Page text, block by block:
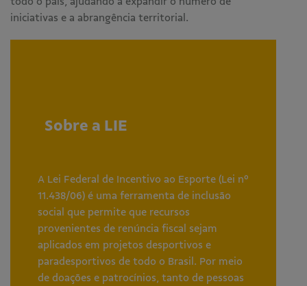
iniciativas e a abrangência territorial.
Sobre a LIE
A Lei Federal de Incentivo ao Esporte (Lei nº
11.438/06) é uma ferramenta de inclusão
social que permite que recursos
provenientes de renúncia fiscal sejam
aplicados em projetos desportivos e
paradesportivos de todo o Brasil. Por meio
de doações e patrocínios, tanto de pessoas